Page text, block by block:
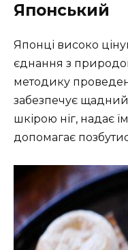
Японський
Японці високо
єднання з
методику
забезпечує щадний
шкірою ніг, надає
допомагає